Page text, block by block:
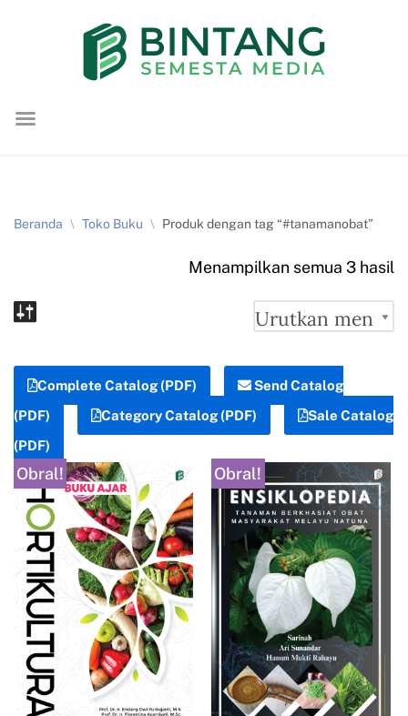
konten
Beranda \ Toko Buku \ Produk dengan tag “#tanamanobat”
Menampilkan semua 3 hasil
Complete Catalog (PDF)
Send Catalog
(PDF)
Category Catalog (PDF)
Sale Catalog
(PDF)
Obral! Obral!